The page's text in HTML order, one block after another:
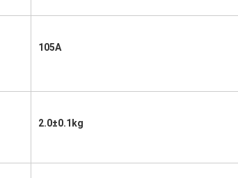
105A
2.0±0.1kg